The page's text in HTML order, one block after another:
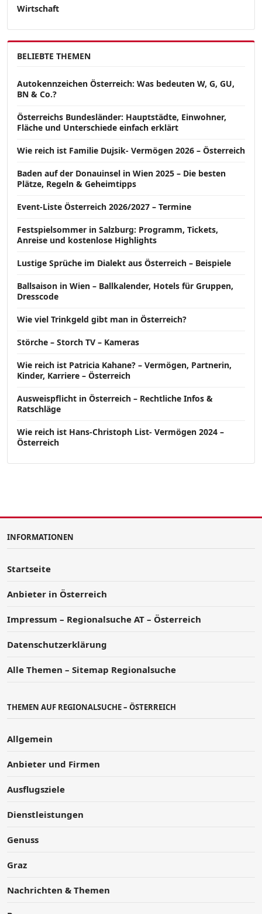
Wirtschaft
BELIEBTE THEMEN
Autokennzeichen Österreich: Was bedeuten W, G, GU,
BN & Co.?
Österreichs Bundesländer: Hauptstädte, Einwohner,
Fläche und Unterschiede einfach erklärt
Wie reich ist Familie Dujsik- Vermögen 2026 – Österreich
Baden auf der Donauinsel in Wien 2025 – Die besten
Plätze, Regeln & Geheimtipps
Event-Liste Österreich 2026/2027 – Termine
Festspielsommer in Salzburg: Programm, Tickets,
Anreise und kostenlose Highlights
Lustige Sprüche im Dialekt aus Österreich – Beispiele
Ballsaison in Wien – Ballkalender, Hotels für Gruppen,
Dresscode
Wie viel Trinkgeld gibt man in Österreich?
Störche – Storch TV – Kameras
Wie reich ist Patricia Kahane? – Vermögen, Partnerin,
Kinder, Karriere – Österreich
Ausweispflicht in Österreich – Rechtliche Infos &
Ratschläge
Wie reich ist Hans-Christoph List- Vermögen 2024 –
Österreich
INFORMATIONEN
Startseite
Anbieter in Österreich
Impressum – Regionalsuche AT – Österreich
Datenschutzerklärung
Alle Themen – Sitemap Regionalsuche
THEMEN AUF REGIONALSUCHE – ÖSTERREICH
Allgemein
Anbieter und Firmen
Ausflugsziele
Dienstleistungen
Genuss
Graz
Nachrichten & Themen